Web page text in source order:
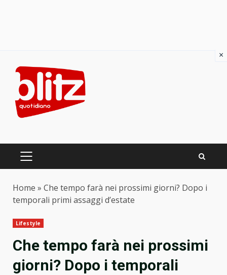
content
PRIMARY
Home » Che tempo farà nei prossimi giorni? Dopo i
temporali primi assaggi d’estate
Lifestyle
Che tempo farà nei prossimi
giorni? Dopo i temporali
×